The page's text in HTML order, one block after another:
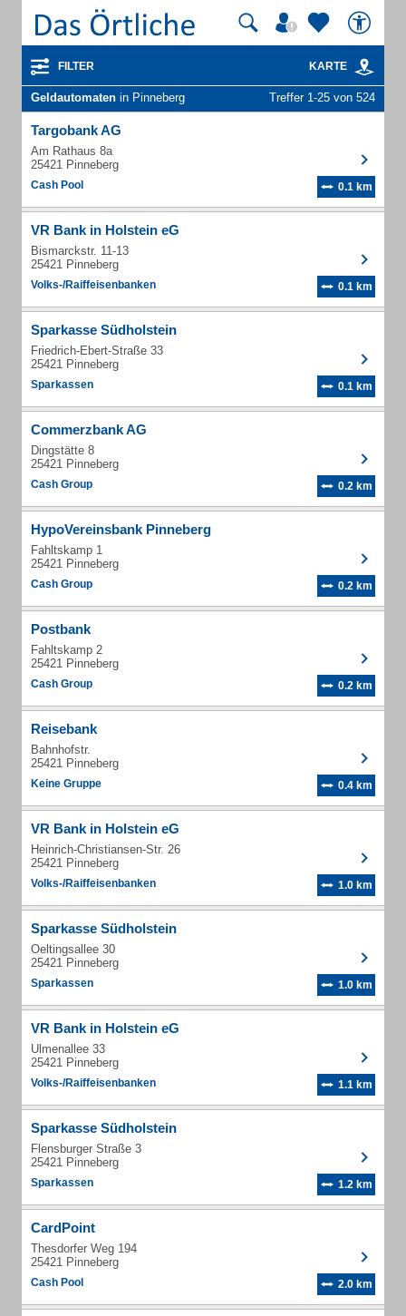
FILTER KARTE
Geldautomaten in Pinneberg Treffer 1-25 von 524
Targobank AG
Am Rathaus 8a
25421 Pinneberg
Cash Pool 0.1 km
VR Bank in Holstein eG
Bismarckstr. 11-13
25421 Pinneberg
Volks-/Raiffeisenbanken 0.1 km
Sparkasse Südholstein
Friedrich-Ebert-Straße 33
25421 Pinneberg
Sparkassen 0.1 km
Commerzbank AG
Dingstätte 8
25421 Pinneberg
Cash Group 0.2 km
HypoVereinsbank Pinneberg
Fahltskamp 1
25421 Pinneberg
Cash Group 0.2 km
Postbank
Fahltskamp 2
25421 Pinneberg
Cash Group 0.2 km
Reisebank
Bahnhofstr.
25421 Pinneberg
Keine Gruppe 0.4 km
VR Bank in Holstein eG
Heinrich-Christiansen-Str. 26
25421 Pinneberg
Volks-/Raiffeisenbanken 1.0 km
Sparkasse Südholstein
Oeltingsallee 30
25421 Pinneberg
Sparkassen 1.0 km
VR Bank in Holstein eG
Ulmenallee 33
25421 Pinneberg
Volks-/Raiffeisenbanken 1.1 km
Sparkasse Südholstein
Flensburger Straße 3
25421 Pinneberg
Sparkassen 1.2 km
CardPoint
Thesdorfer Weg 194
25421 Pinneberg
Cash Pool 2.0 km